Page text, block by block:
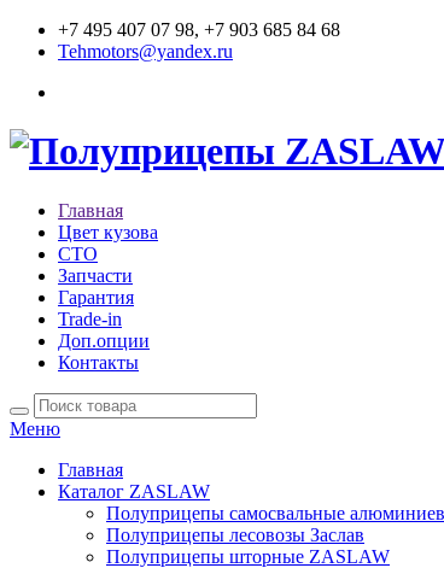
+7 495 407 07 98, +7 903 685 84 68
Tehmotors@yandex.ru
Главная
Цвет кузова
СТО
Запчасти
Гарантия
Trade-in
Доп.опции
Контакты
Меню
Главная
Каталог ZASLAW
Полуприцепы самосвальные
Полуприцепы лесовозы Заслав
Полуприцепы шторные ZASLAW